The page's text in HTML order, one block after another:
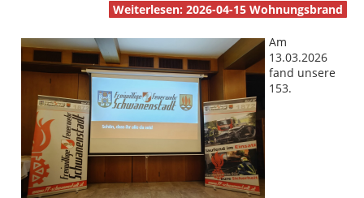
Weiterlesen: 2026-04-15 Wohnungsbrand
Am
13.03.2026
fand unsere
153.